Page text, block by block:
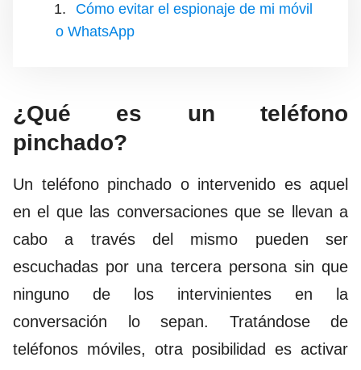
Cómo evitar el espionaje de mi móvil
o WhatsApp
¿Qué es un teléfono
pinchado?
Un teléfono pinchado o intervenido es aquel
en el que las conversaciones que se llevan a
cabo a través del mismo pueden ser
escuchadas por una tercera persona sin que
ninguno de los intervinientes en la
conversación lo sepan. Tratándose de
teléfonos móviles, otra posibilidad es activar